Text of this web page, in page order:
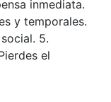
inmediata.
y temporales.
5.
el